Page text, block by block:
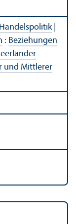
|
: Beziehungen
und Mittlerer